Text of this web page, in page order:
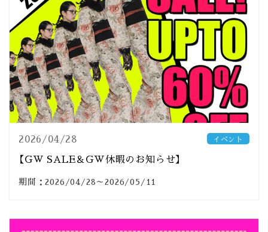
2026/04/28 イベント
【GW SALE＆GW休暇のお知らせ】
期間：2026/04/28～2026/05/11